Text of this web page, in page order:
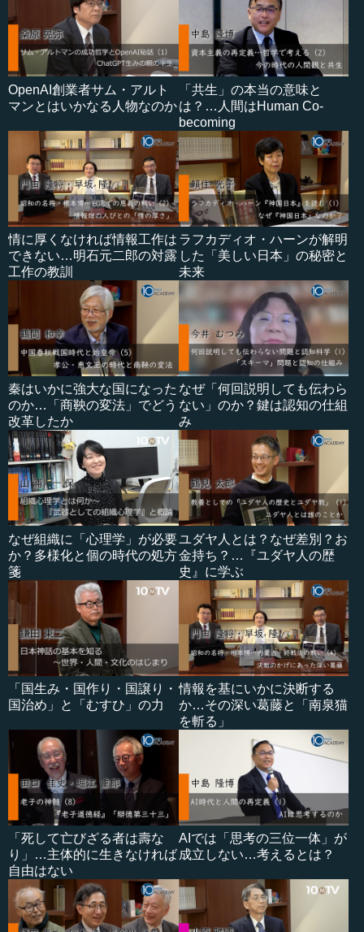
OpenAI創業者サム・アルト
マンとはいかなる人物なのか
「共生」の本当の意味と
は？…人間はHuman Co-
becoming
情に厚くなければ情報工作は
できない…明石元二郎の対露
工作の教訓
ラフカディオ・ハーンが解明
した「美しい日本」の秘密と
未来
秦はいかに強大な国になった
のか…「商鞅の変法」でどう
改革したか
なぜ「何回説明しても伝わら
ない」のか？鍵は認知の仕組
み
なぜ組織に「心理学」が必要
か？多様化と個の時代の処方
箋
ユダヤ人とは？なぜ差別？お
金持ち？…『ユダヤ人の歴
史』に学ぶ
「国生み・国作り・国譲り・
国治め」と「むすひ」の力
情報を基にいかに決断する
か…その深い葛藤と「南泉猫
を斬る」
「死して亡びざる者は壽な
り」…主体的に生きなければ
自由はない
AIでは「思考の三位一体」が
成立しない…考えるとは？